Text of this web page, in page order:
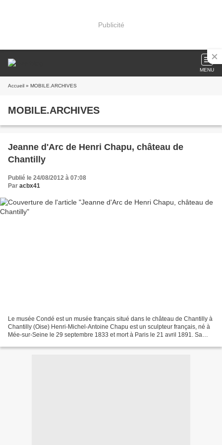
Publicité
MENU
Accueil » MOBILE.ARCHIVES
MOBILE.ARCHIVES
Jeanne d'Arc de Henri Chapu, château de
Chantilly
Publié le 24/08/2012 à 07:08
Par acbx41
Le musée Condé est un musée français situé dans le château de Chantilly à
Chantilly (Oise) Henri-Michel-Antoine Chapu est un sculpteur français, né à
Mée-sur-Seine le 29 septembre 1833 et mort à Paris le 21 avril 1891. Sa